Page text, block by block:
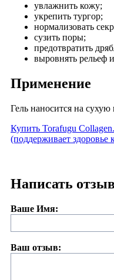
увлажнить кожу;
укрепить тургор;
нормализовать
сузить поры;
предотвратить
выровнять рельеф
Применение
Гель наносится на
Купить Torafugu
(поддерживает здоровье
Написать
Ваше Имя:
Ваш отзыв: